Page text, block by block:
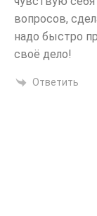
с
борьбы с
Глюкозо-
вопросов,
надо быстро
своё дело!
Ответить